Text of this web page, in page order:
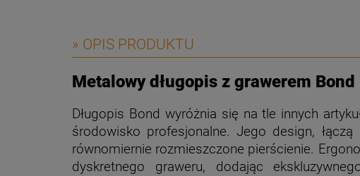
» OPIS PRODUKTU
Metalowy długopis z grawerem Bond
Długopis Bond wyróżnia się na tle innych
środowisko profesjonalne. Jego design,
równomiernie rozmieszczone pierścienie.
dyskretnego graweru, dodając